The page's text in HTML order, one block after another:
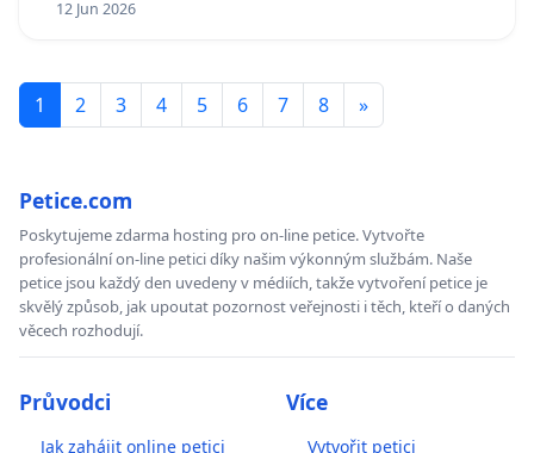
12 Jun 2026
1 2 3 4 5 6 7 8 »
Petice.com
Poskytujeme zdarma hosting pro on-line petice. Vytvořte
profesionální on-line petici díky našim výkonným službám. Naše
petice jsou každý den uvedeny v médiích, takže vytvoření petice je
skvělý způsob, jak upoutat pozornost veřejnosti i těch, kteří o daných
věcech rozhodují.
Průvodci
Jak zahájit online petici
Více
Vytvořit petici